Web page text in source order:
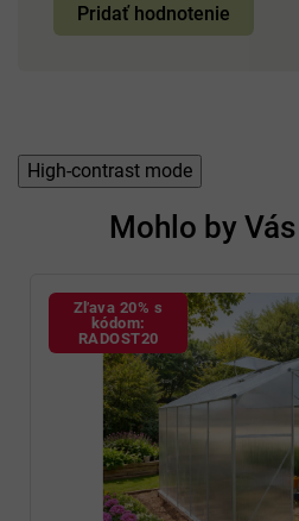
Pridať hodnotenie
High-contrast mode
Mohlo by
Zľava 20% s
kódom:
RADOST20